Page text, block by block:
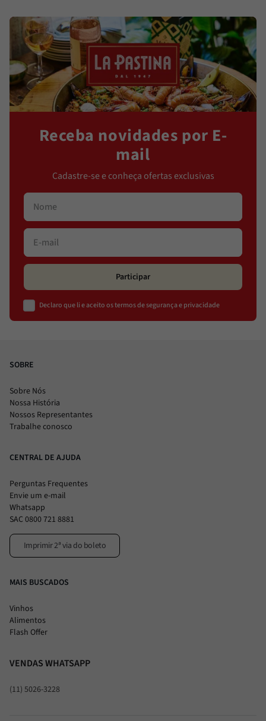
Receba novidades por E-
mail
Cadastre-se e conheça ofertas exclusivas
Participar
Declaro que li e aceito os termos de segurança e privacidade
SOBRE
Sobre Nós
Nossa História
Nossos Representantes
Trabalhe conosco
CENTRAL DE AJUDA
Perguntas Frequentes
Envie um e-mail
Whatsapp
SAC 0800 721 8881
Imprimir 2ª via do boleto
MAIS BUSCADOS
Vinhos
Alimentos
Flash Offer
VENDAS WHATSAPP
(11) 5026-3228